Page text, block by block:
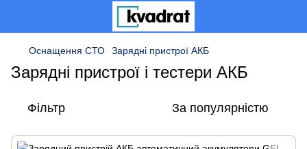
Оснащення СТО Зарядні пристрої АКБ
Зарядні пристрої і тестери АКБ
Фільтр За популярністю